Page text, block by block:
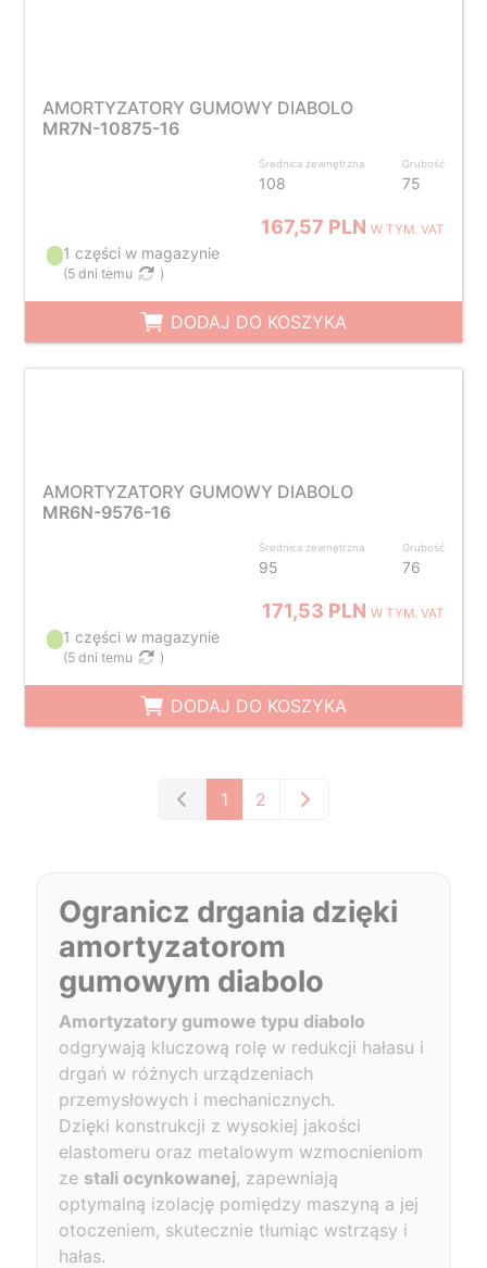
AMORTYZATORY GUMOWY DIABOLO
MR7N-10875-16
Średnica zewnętrzna
108
Grubość
75
167,57 PLNW TYM. VAT
1 części w magazynie
(5 dni temu )
DODAJ DO KOSZYKA
AMORTYZATORY GUMOWY DIABOLO
MR6N-9576-16
Średnica zewnętrzna
95
Grubość
76
171,53 PLNW TYM. VAT
1 części w magazynie
(5 dni temu )
DODAJ DO KOSZYKA
1 2
Ogranicz drgania dzięki
amortyzatorom
gumowym diabolo
Amortyzatory gumowe typu diabolo
odgrywają kluczową rolę w redukcji hałasu i
drgań w różnych urządzeniach
przemysłowych i mechanicznych.
Dzięki konstrukcji z wysokiej jakości
elastomeru oraz metalowym wzmocnieniom
ze stali ocynkowanej, zapewniają
optymalną izolację pomiędzy maszyną a jej
otoczeniem, skutecznie tłumiąc wstrząsy i
hałas.